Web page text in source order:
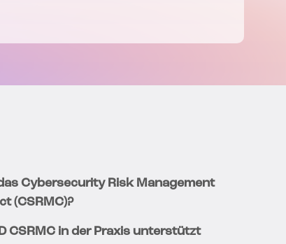
Cybersecurity Risk Management
(CSRMC)?
CSRMC in der Praxis unterstützt